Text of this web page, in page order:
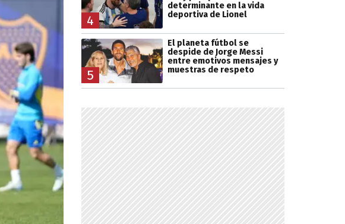
4
determinante en la vida
deportiva de Lionel
5
El planeta fútbol se
despide de Jorge Messi
entre emotivos mensajes y
muestras de respeto